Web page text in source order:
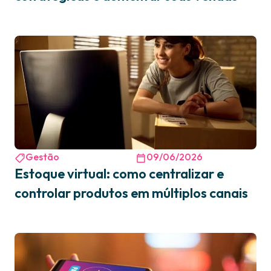
Gestão 09/06/2026
Estoque virtual: como centralizar e
controlar produtos em múltiplos canais